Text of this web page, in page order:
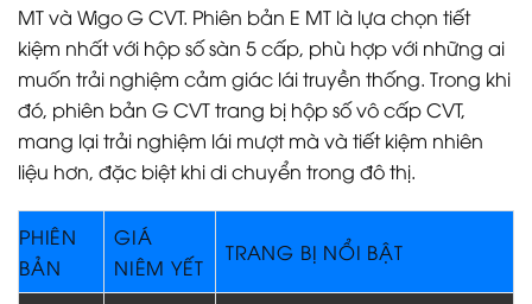
MT và Wigo G CVT. Phiên bản E MT là lựa chọn tiết
kiệm nhất với hộp số sàn 5 cấp, phù hợp với những ai
muốn trải nghiệm cảm giác lái truyền thống. Trong khi
đó, phiên bản G CVT trang bị hộp số vô cấp CVT,
mang lại trải nghiệm lái mượt mà và tiết kiệm nhiên
liệu hơn, đặc biệt khi di chuyển trong đô thị.
PHIÊN
BẢN
GIÁ
NIÊM YẾT
TRANG BỊ NỔI BẬT